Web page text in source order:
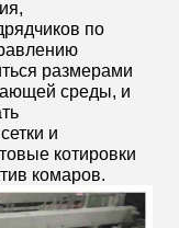
по
размерами
среды, и
и
котировки
комаров.